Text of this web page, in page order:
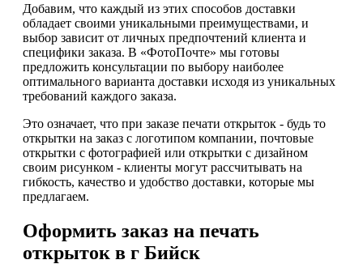
Добавим, что каждый из этих способов доставки
обладает своими уникальными преимуществами, и
выбор зависит от личных предпочтений клиента и
специфики заказа. В «ФотоПочте» мы готовы
предложить консультации по выбору наиболее
оптимального варианта доставки исходя из уникальных
требований каждого заказа.
Это означает, что при заказе печати открыток - будь то
открытки на заказ с логотипом компании, почтовые
открытки с фотографией или открытки с дизайном
своим рисунком - клиенты могут рассчитывать на
гибкость, качество и удобство доставки, которые мы
предлагаем.
Оформить заказ на печать
открыток в г Бийск